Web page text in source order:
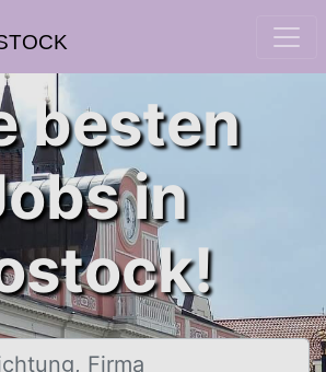
besten
in
Firma